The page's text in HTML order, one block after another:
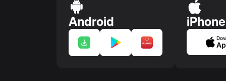
Android iPhone